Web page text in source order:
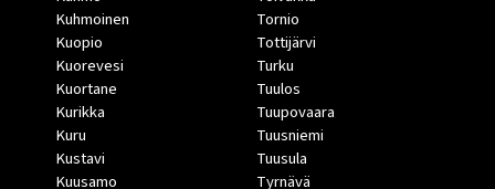
Kuhmoinen
Kuopio
Kuorevesi
Kuortane
Kurikka
Kuru
Kustavi
Kuusamo
Tornio
Tottijärvi
Turku
Tuulos
Tuupovaara
Tuusniemi
Tuusula
Tyrnävä